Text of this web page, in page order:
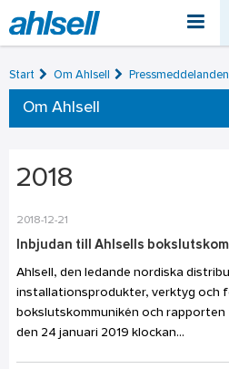
Start Om Ahlsell Pressmeddelanden
Om Ahlsell
2018
2018-12-21
Inbjudan till Ahlsells
Ahlsell, den ledande nordiska
installationsprodukter, verktyg och
bokslutskommunikén och
den 24 januari 2019 klockan...